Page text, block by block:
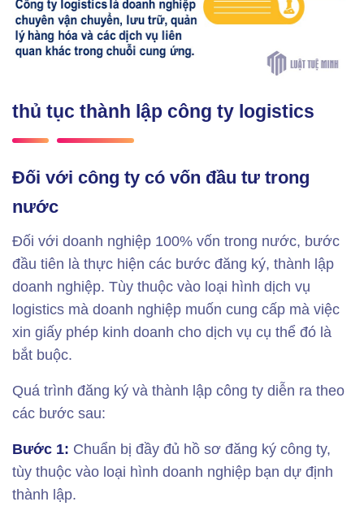
thủ tục thành lập công ty logistics
Đối với công ty có vốn đầu tư trong
nước
Đối với doanh nghiệp 100% vốn trong nước, bước
đầu tiên là thực hiện các bước đăng ký, thành lập
doanh nghiệp. Tùy thuộc vào loại hình dịch vụ
logistics mà doanh nghiệp muốn cung cấp mà việc
xin giấy phép kinh doanh cho dịch vụ cụ thể đó là
bắt buộc.
Quá trình đăng ký và thành lập công ty diễn ra theo
các bước sau:
Bước 1: Chuẩn bị đầy đủ hồ sơ đăng ký công ty,
tùy thuộc vào loại hình doanh nghiệp bạn dự định
thành lập.